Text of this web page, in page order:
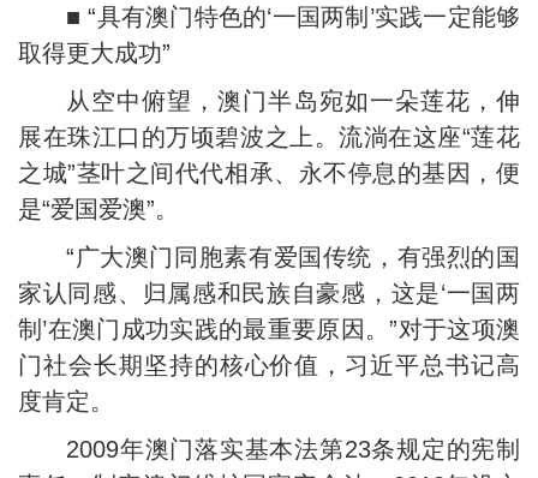
■ “具有澳门特色的‘一国两制’实践一定能够
取得更大成功”
从空中俯望，澳门半岛宛如一朵莲花，伸
展在珠江口的万顷碧波之上。流淌在这座“莲花
之城”茎叶之间代代相承、永不停息的基因，便
是“爱国爱澳”。
“广大澳门同胞素有爱国传统，有强烈的国
家认同感、归属感和民族自豪感，这是‘一国两
制’在澳门成功实践的最重要原因。”对于这项澳
门社会长期坚持的核心价值，习近平总书记高
度肯定。
2009年澳门落实基本法第23条规定的宪制